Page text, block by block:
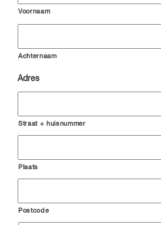
Voornaam
Achternaam
Adres
Straat + huisnummer
Plaats
Postcode